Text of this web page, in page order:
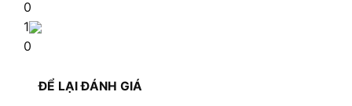
0
1
0
ĐỂ LẠI ĐÁNH GIÁ